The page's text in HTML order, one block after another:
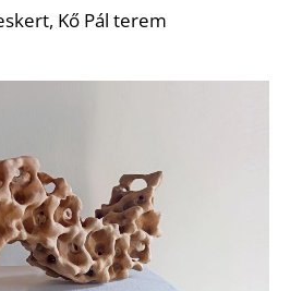
Kő Pál terem